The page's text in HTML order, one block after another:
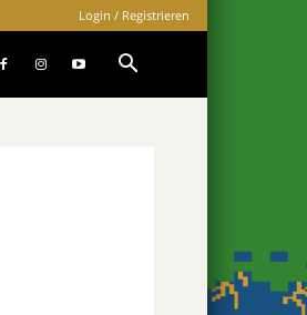
Login / Registrieren